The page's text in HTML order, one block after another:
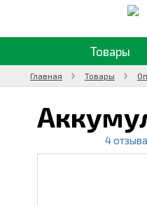
Товары
Главная Товары
4 отзыва